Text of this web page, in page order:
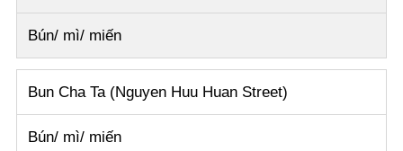
Bún/ mì/ miến
Bun Cha Ta (Nguyen Huu Huan Street)
Bún/ mì/ miến